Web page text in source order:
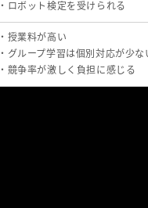
・ロボット検定を受けられる
・授業料が高い
・グループ学習は個別対応が少な
・競争率が激しく負担に感じる